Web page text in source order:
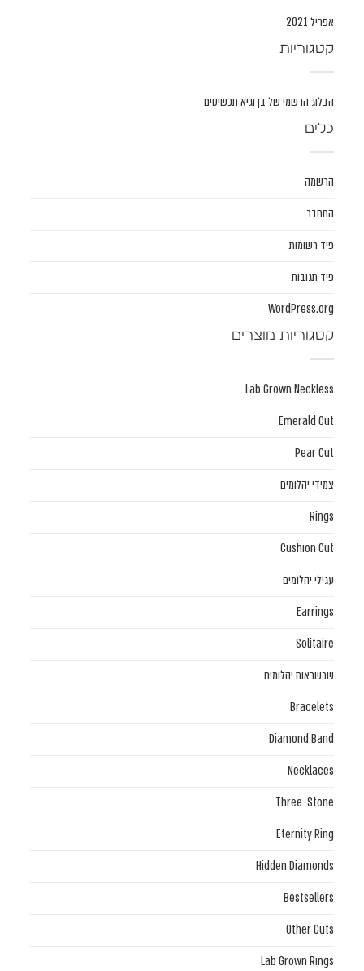
אפריל 2021
קטגוריות
הבלוג הרשמי של בן וגיא תכשיטים
כלים
הרשמה
התחבר
פיד רשומות
פיד תגובות
WordPress.org
קטגוריות מוצרים
Lab Grown Neckless
Emerald Cut
Pear Cut
צמידי יהלומים
Rings
Cushion Cut
עגילי יהלומים
Earrings
Solitaire
שרשראות יהלומים
Bracelets
Diamond Band
Necklaces
Three-Stone
Eternity Ring
Hidden Diamonds
Bestsellers
Other Cuts
Lab Grown Rings